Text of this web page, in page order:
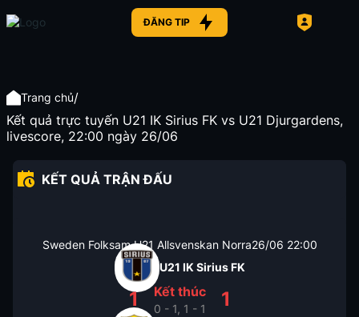
ĐĂNG TIP
Trang chủ/
Kết quả trực tuyến U21 IK Sirius FK vs U21 Djurgardens,
livescore, 22:00 ngày 26/06
KẾT QUẢ TRẬN ĐẤU
Sweden Folksam U21 Allsvenskan Norra26/06 22:00
U21 IK Sirius FK
1 Kết thúc
0 - 1, 1 - 1 1